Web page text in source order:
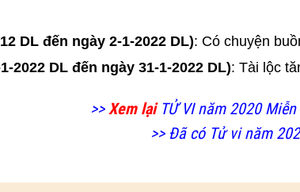
DL đến ngày 2-1-2022 DL): Có chuyện
2022 DL đến ngày 31-1-2022 DL): Tài lộc
>>Xem lạiTỬ VI năm 2020
>> Đã có Tử vi năm